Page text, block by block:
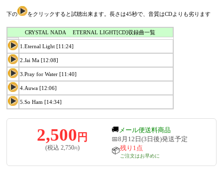
下の をクリックすると試聴出来ます。長さは45秒で、音質はCDよりも劣ります
CRYSTAL NADA ETERNAL LIGHT[CD]収録曲一覧
1.Eternal Light [11:24]
2.Jai Ma [12:08]
3.Pray for Water [11:40]
4.Auwa [12:06]
5.So Ham [14:34]
2,500 円
(税込 2,750円)
🚚 メール便送料商品
📅8月12日(3日後)発送予定
📦残り1点
ご注文はお早めに